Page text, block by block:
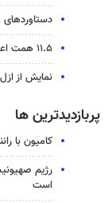
۱۱.۵ همت اعتبارات عمرانی در خراسان جنوبی جذب شد
نمایش از
پربازدیدترین ها
کامیون با راننده ۸ ساله در اصفهان
رژیم
است